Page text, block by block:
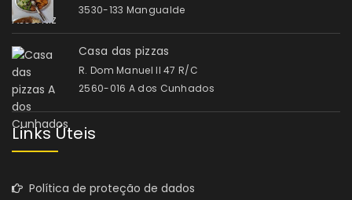
3530-133 Mangualde
Casa das pizzas
R. Dom Manuel II 47 R/C
2560-016 A dos Cunhados
Links Úteis
Política de proteção de dados